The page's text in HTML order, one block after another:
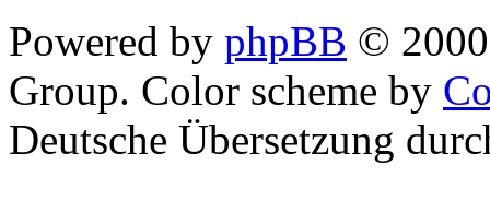
Powered by phpBB ©
Group. Color scheme by
Deutsche Übersetzung